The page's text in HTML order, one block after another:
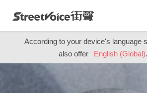
According to your device's language
also offer
English (Global).